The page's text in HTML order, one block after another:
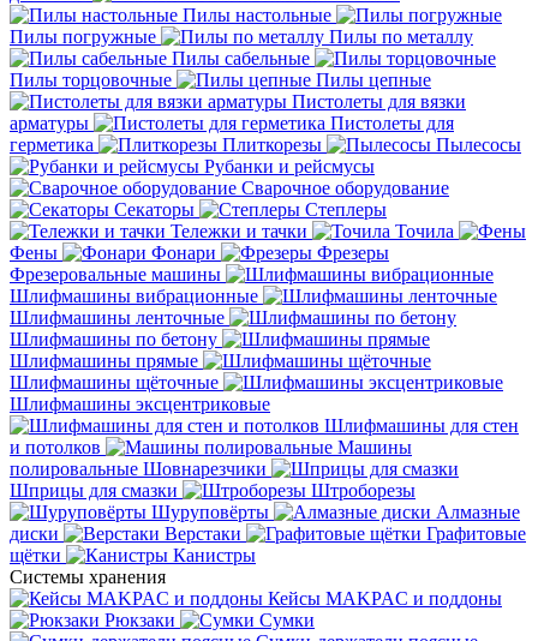
Пилы настольные
Пилы погружные
Пилы по металлу
Пилы сабельные
Пилы торцовочные
Пилы цепные
Пистолеты для вязки
арматуры
Пистолеты для
герметика
Плиткорезы
Пылесосы
Рубанки и рейсмусы
Сварочное оборудование
Секаторы
Степлеры
Тележки и тачки
Точила
Фены
Фонари
Фрезеры
Фрезеровальные машины
Шлифмашины вибрационные
Шлифмашины ленточные
Шлифмашины по бетону
Шлифмашины прямые
Шлифмашины щёточные
Шлифмашины эксцентриковые
Шлифмашины для стен
и потолков
Машины
полировальные Шовнарезчики
Шприцы для смазки
Штроборезы
Шуруповёрты
Алмазные
диски
Верстаки
Графитовые
щётки
Канистры
Системы хранения
Кейсы MAKPAC и поддоны
Рюкзаки
Сумки